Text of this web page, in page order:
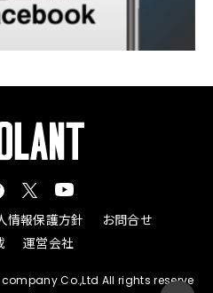
情報保護方針
お問合せ
運営会社
Co.,Ltd All rights reserve